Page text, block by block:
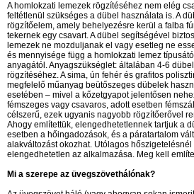
A homlokzati lemezek rögzítéséhez nem elég
feltétlenül szükséges a dübel használata is. A
rögzítőelem, amely behelyezésre kerül a falba
tekernek egy csavart. A dübel segítségével
lemezek ne mozduljanak el vagy esetleg ne
és mennyisége függ a homlokzati lemez
anyagától. Anyagszükséglet: általában 4-6
rögzítéséhez. A sima, ún fehér és grafitos
megfelelő műanyag beütőszeges dübelek
esetében – mivel a kőzetgyapot jelentősen
fémszeges vagy csavaros, adott esetben
célszerű, ezek ugyanis nagyobb rögzítőerővel
Ahogy említettük, elengedhetetlennek tartjuk a
esetben a hőingadozások, és a páratartalom
alakváltozást okozhat. Utólagos
elengedhetetlen az alkalmazása. Meg kell
Mi a szerepe az üvegszövethálónak?